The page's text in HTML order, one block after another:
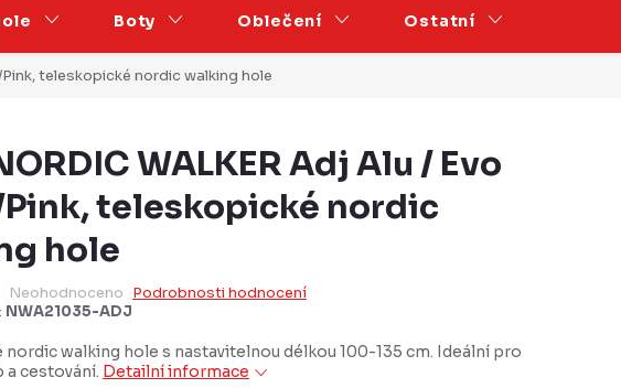
Boty Oblečení Ostatní
Pink, teleskopické nordic walking hole
WALKER Adj Alu / Evo
teleskopické nordic
hole
Neohodnoceno Podrobnosti hodnocení
NWA21035-ADJ
walking hole s nastavitelnou délkou 100-135 cm. Ideální pro
cestování. Detailní informace